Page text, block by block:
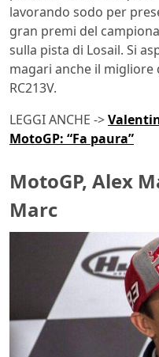
lavorando sodo per
gran premi del
sulla pista di Losail. Si
magari anche il migliore
RC213V.
LEGGI ANCHE ->
MotoGP: “Fa paura”
MotoGP, Alex
Marc